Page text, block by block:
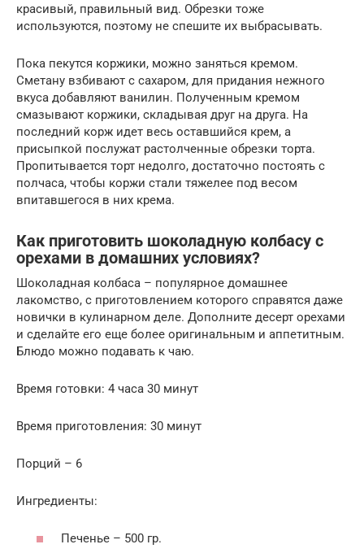
красивый, правильный вид. Обрезки тоже
используются, поэтому не спешите их выбрасывать.
Пока пекутся коржики, можно заняться кремом.
Сметану взбивают с сахаром, для придания нежного
вкуса добавляют ванилин. Полученным кремом
смазывают коржики, складывая друг на друга. На
последний корж идет весь оставшийся крем, а
присыпкой послужат растолченные обрезки торта.
Пропитывается торт недолго, достаточно постоять с
полчаса, чтобы коржи стали тяжелее под весом
впитавшегося в них крема.
Как приготовить шоколадную колбасу с
орехами в домашних условиях?
Шоколадная колбаса – популярное домашнее
лакомство, с приготовлением которого справятся даже
новички в кулинарном деле. Дополните десерт орехами
и сделайте его еще более оригинальным и аппетитным.
Блюдо можно подавать к чаю.
Время готовки: 4 часа 30 минут
Время приготовления: 30 минут
Порций – 6
Ингредиенты:
Печенье – 500 гр.